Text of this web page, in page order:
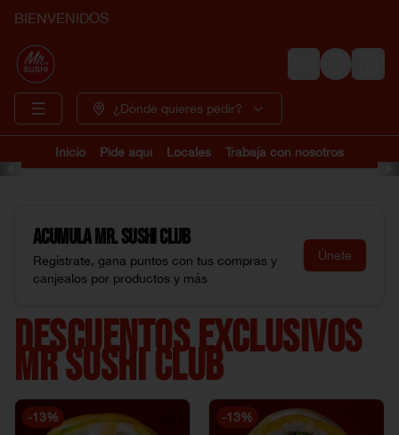
BIENVENIDOS
Login
¿Dónde quieres pedir?
Inicio Pide aquí Locales Trabaja con nosotros
AcumulaMr. Sushi Club
Regístrate, gana puntos con tus compras y
canjealos por productos y más
Únete
DESCUENTOS EXCLUSIVOS
MR SUSHI CLUB
-13% -13%